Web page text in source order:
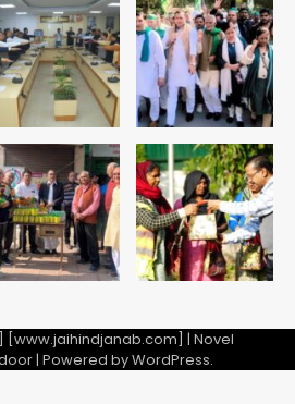
महादेव से बेटियों के स्वास्थ्य और सुरक्षा का
JHJ
स्थान हासिल करना लक्ष्य: डीएम
JHJ
आरोपी
JHJ
| Novel
| Powered byWordPress.